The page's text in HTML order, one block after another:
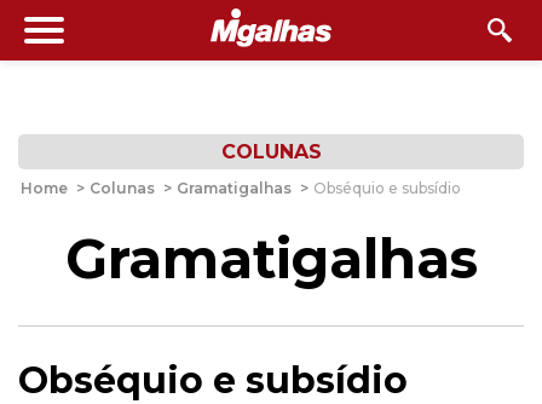
COLUNAS
Home > Colunas > Gramatigalhas > Obséquio e subsídio
Gramatigalhas
Obséquio e subsídio